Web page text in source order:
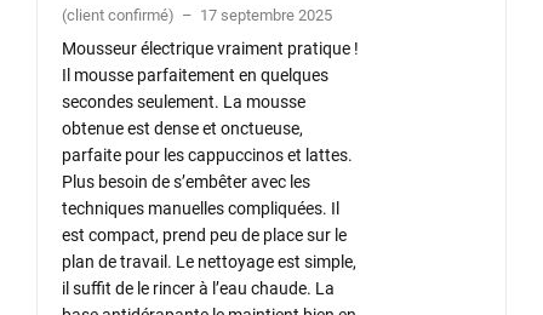
(client confirmé) – 17 septembre 2025
Mousseur électrique vraiment pratique !
Il mousse parfaitement en quelques
secondes seulement. La mousse
obtenue est dense et onctueuse,
parfaite pour les cappuccinos et lattes.
Plus besoin de s’embêter avec les
techniques manuelles compliquées. Il
est compact, prend peu de place sur le
plan de travail. Le nettoyage est simple,
il suffit de le rincer à l’eau chaude. La